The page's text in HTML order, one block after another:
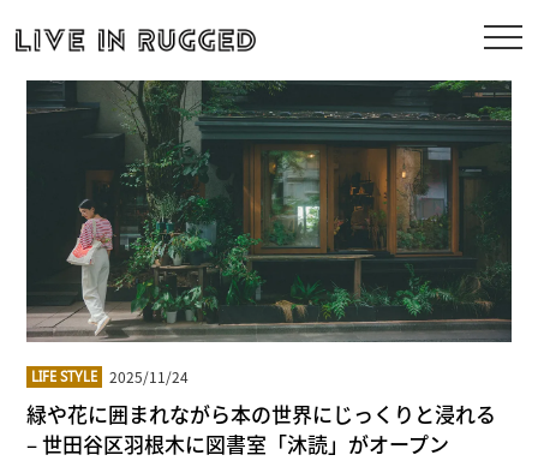
LIFE STYLE 2025/11/24
緑や花に囲まれながら本の世界にじっくりと浸れる
– 世田谷区羽根木に図書室「沐読」がオープン